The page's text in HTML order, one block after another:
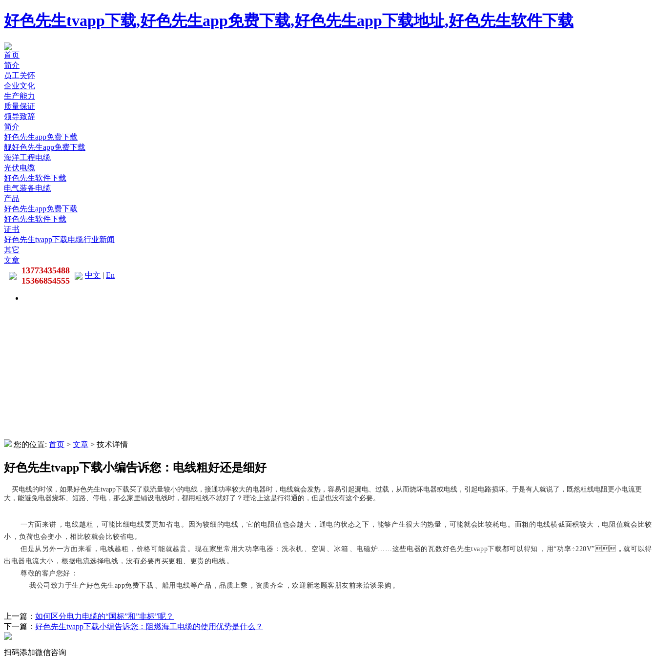
好色先生tvapp下载,好色先生app免费下载,好色先生app下载地址,好色先生软件下载
首页
简介
员工关怀
企业文化
生产能力
质量保证
领导致辞
简介
好色先生app免费下载
舰好色先生app免费下载
海洋工程电缆
光伏电缆
好色先生软件下载
电气装备电缆
产品
好色先生app免费下载
好色先生软件下载
证书
好色先生tvapp下载电缆行业新闻
其它
文章
13773435488
15366854555
中文 | En
您的位置: 首页 > 文章 > 技术详情
好色先生tvapp下载小编告诉您：电线粗好还是细好
买电线的时候，如果好色先生tvapp下载买了载流量较小的电线，接通功率较大的电器时，电线就会发热，容易引起漏电、过载，从而烧坏电器或电线，引起电路损坏。于是有人就说了，既然粗线电阻更小电流更
大，能避免电器烧坏、短路、停电，那么家里铺设电线时，都用粗线不就好了？理论上这是行得通的，但是也没有这个必要。
一方面来讲，电线越粗，可能比细电线要更加省电。因为较细的电线，它的电阻值也会越大，通电的状态之下，能够产生很大的热量，可能就会比较耗电。而粗的电线横截面积较大，电阻值就会比较
小，负荷也会变小，相比较就会比较省电。
但是从另外一方面来看，电线越粗，价格可能就越贵。现在家里常用大功率电器：洗衣机、空调、冰箱、电磁炉……这些电器的瓦数好色先生tvapp下载都可以得知，用“功率÷220V”，就可以得
出电器电流大小，根据电流选择电线，没有必要再买更粗、更贵的电线。
尊敬的客户您好：
我公司致力于生产好色先生app免费下载、船用电线等产品，品质上乘，资质齐全，欢迎新老顾客朋友前来洽谈采购。
上一篇： 如何区分电力电缆的“国标”和”非标”呢？
下一篇： 好色先生tvapp下载小编告诉您：阻燃海工电缆的使用优势是什么？
扫码添加微信咨询